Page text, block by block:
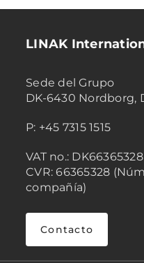
LINAK
Sede del Grupo
DK-6430 Nordborg,
P: +45 7315 1515
VAT no.: DK66365328
CVR: 66365328
compañía)
Contacto